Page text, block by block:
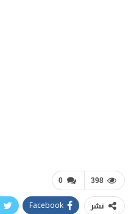
0 398
نشر Facebook